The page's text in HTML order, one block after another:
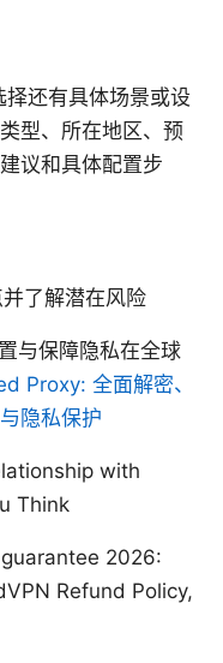
还有具体场景或设
型、所在地区、预
议和具体配置步
了解潜在风险
与保障隐私在全球
Proxy: 全面解密、
隐私保护
with
Think
2026:
Refund Policy,